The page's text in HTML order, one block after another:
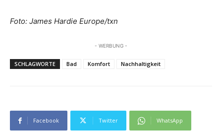
Foto: James Hardie Europe/txn
- WERBUNG -
SCHLAGWORTE Bad Komfort Nachhaltigkeit
Facebook Twitter WhatsApp